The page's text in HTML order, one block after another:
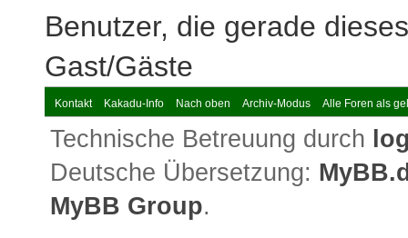
Benutzer, die gerade
Gast/Gäste
Kontakt Kakadu-Info Nach oben Archiv-Modus Alle Foren als
Technische Betreuung durch
Deutsche Übersetzung:
MyBB Group.